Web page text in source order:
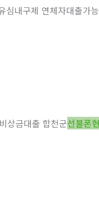
내구제 연체자대출가
상금대출 합천군선불폰